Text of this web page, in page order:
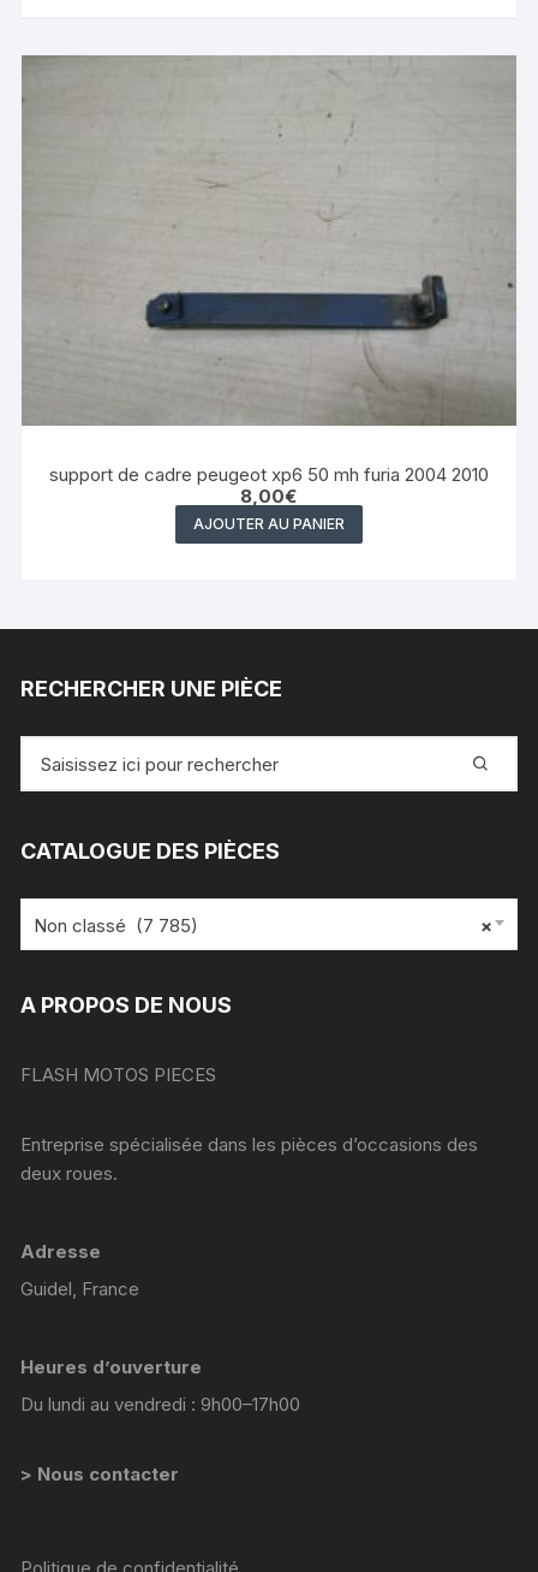
support de cadre peugeot xp6 50 mh furia 2004 2010
8,00€
AJOUTER AU PANIER
RECHERCHER UNE PIÈCE
pour
CATALOGUE DES PIÈCES
×
Non classé (7 785)
A PROPOS DE NOUS
FLASH MOTOS PIECES
Entreprise spécialisée dans les pièces d’occasions des
deux roues.
Adresse
Guidel, France
Heures d’ouverture
Du lundi au vendredi : 9h00–17h00
> Nous contacter